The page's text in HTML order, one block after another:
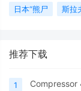
日本“熊尸
斯拉
推荐下载
1 Compressor